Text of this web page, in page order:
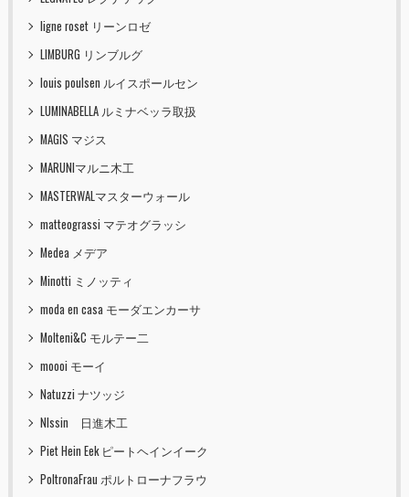
ligne roset リーンロゼ
LIMBURG リンブルグ
louis poulsen ルイスポールセン
LUMINABELLA ルミナベッラ取扱
MAGIS マジス
MARUNIマルニ木工
MASTERWALマスターウォール
matteograssi マテオグラッシ
Medea メデア
Minotti ミノッティ
moda en casa モーダエンカーサ
Molteni&C モルテー二
moooi モーイ
Natuzzi ナツッジ
NIssin 日進木工
Piet Hein Eek ピートヘインイーク
PoltronaFrau ポルトローナフラウ